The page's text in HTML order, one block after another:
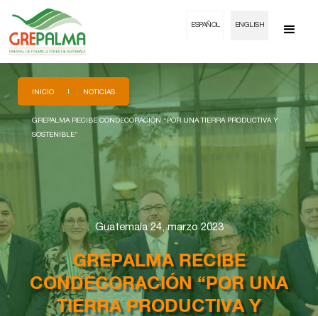
ESPAÑOL ENGLISH
INICIO NOTICIAS
GREPALMA RECIBE CONDECORACIÓN “POR UNA TIERRA PRODUCTIVA Y
SOSTENIBLE”
Guatemala 24, marzo 2023
GREPALMA RECIBE
CONDECORACIÓN “POR UNA
TIERRA PRODUCTIVA Y